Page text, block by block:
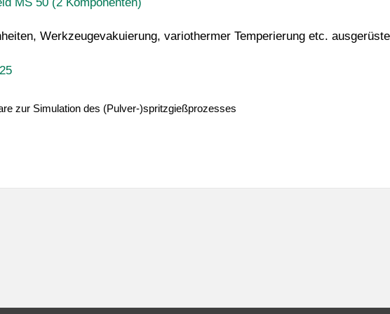
Werkzeugevakuierung, variothermer Temperierung etc.
zur Simulation des (Pulver-)spritzgießprozesses